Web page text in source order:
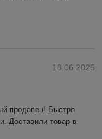
18.06.2025
продавец! Быстро
Доставили товар в